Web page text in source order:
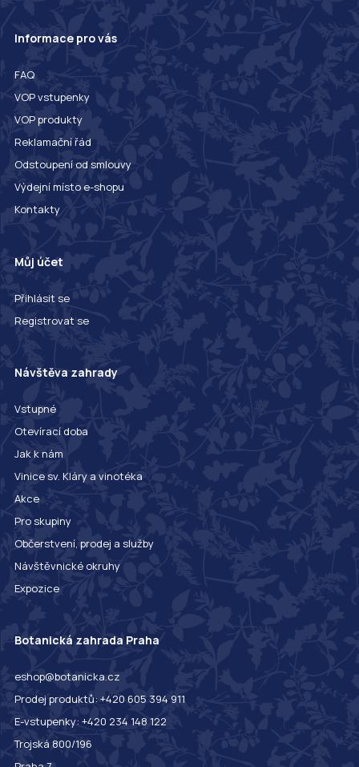
Informace pro vás
FAQ
VOP vstupenky
VOP produkty
Reklamační řád
Odstoupení od smlouvy
Výdejní místo e-shopu
Kontakty
Můj účet
Přihlásit se
Registrovat se
Návštěva zahrady
Vstupné
Otevírací doba
Jak k nám
Vinice sv. Kláry a vinotéka
Akce
Pro skupiny
Občerstvení, prodej a služby
Návštěvnické okruhy
Expozice
Botanická zahrada Praha
eshop@botanicka.cz
Prodej produktů: +420 605 394 911
E-vstupenky: +420 234 148 122
Trojská 800/196